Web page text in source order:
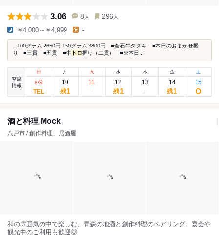
3.06 8 人 296 人
￥4,000～￥4,999 -
...100グラム 2650円 150グラム 3800円 ■倉石牛タタキ ■本日のおまかせ握
り ■三貫 ■五貫 ■牛 トロ握り（二貫） ■※本日...
空席
情報
日
8/9
月
10
残1
火
11
水
12
残1
木
13
金
14
残1
土
15
酒と料理 Mock
八戸市 / 創作料理、居酒屋
和の雰囲気の中で楽しむ、青森の地酒と創作料理のペアリング。宴会や
観光中のご利用も歓迎◎